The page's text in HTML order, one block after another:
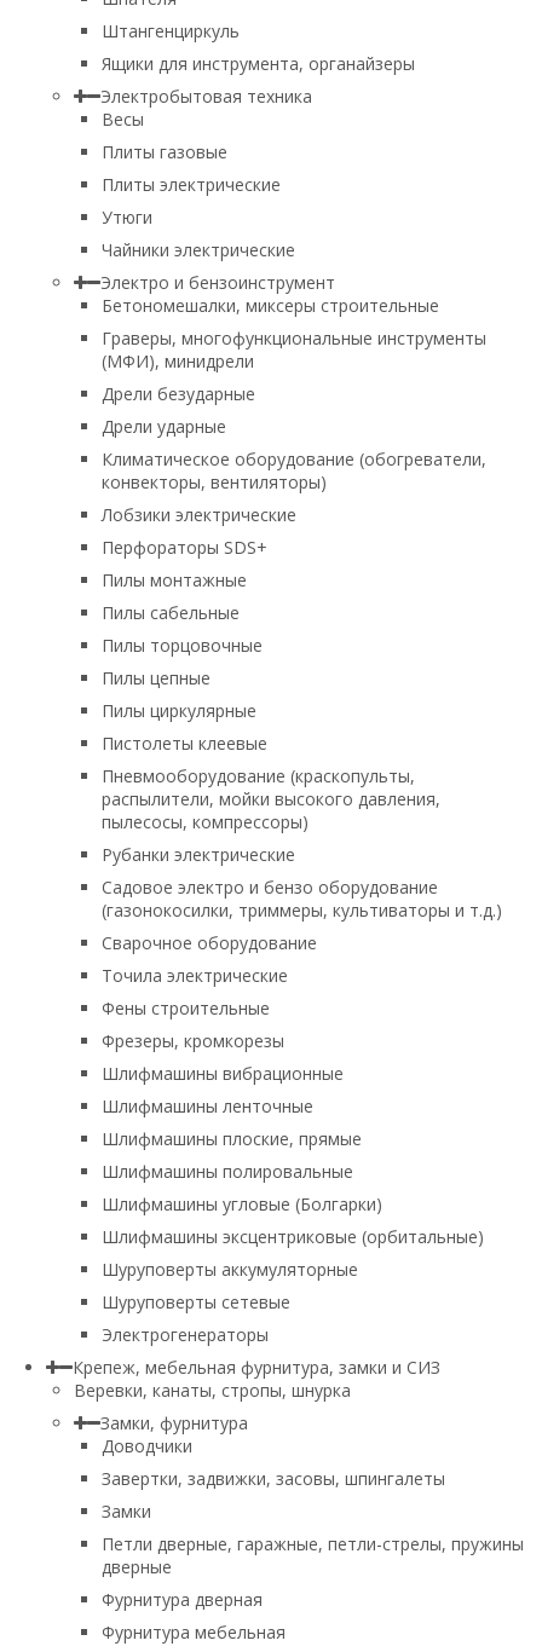
Штангенциркуль
Ящики для инструмента, органайзеры
Электробытовая техника
Весы
Плиты газовые
Плиты электрические
Утюги
Чайники электрические
Электро и бензоинструмент
Бетономешалки, миксеры строительные
Граверы, многофункциональные инструменты
(МФИ), минидрели
Дрели безударные
Дрели ударные
Климатическое оборудование (обогреватели,
конвекторы, вентиляторы)
Лобзики электрические
Перфораторы SDS+
Пилы монтажные
Пилы сабельные
Пилы торцовочные
Пилы цепные
Пилы циркулярные
Пистолеты клеевые
Пневмооборудование (краскопульты,
распылители, мойки высокого давления,
пылесосы, компрессоры)
Рубанки электрические
Садовое электро и бензо оборудование
(газонокосилки, триммеры, культиваторы и т.д.)
Сварочное оборудование
Точила электрические
Фены строительные
Фрезеры, кромкорезы
Шлифмашины вибрационные
Шлифмашины ленточные
Шлифмашины плоские, прямые
Шлифмашины полировальные
Шлифмашины угловые (Болгарки)
Шлифмашины эксцентриковые (орбитальные)
Шуруповерты аккумуляторные
Шуруповерты сетевые
Электрогенераторы
Крепеж, мебельная фурнитура, замки и СИЗ
Веревки, канаты, стропы, шнурка
Замки, фурнитура
Доводчики
Завертки, задвижки, засовы, шпингалеты
Замки
Петли дверные, гаражные, петли-стрелы, пружины
дверные
Фурнитура дверная
Фурнитура мебельная